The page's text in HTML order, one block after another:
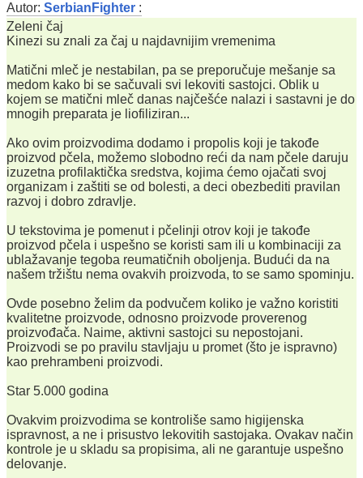
Autor: SerbianFighter :
Zeleni čaj
Kinezi su znali za čaj u najdavnijim vremenima
Matični mleč je nestabilan, pa se preporučuje mešanje sa
medom kako bi se sačuvali svi lekoviti sastojci. Oblik u
kojem se matični mleč danas najčešće nalazi i sastavni je do
mnogih preparata je liofiliziran...
Ako ovim proizvodima dodamo i propolis koji je takođe
proizvod pčela, možemo slobodno reći da nam pčele daruju
izuzetna profilaktička sredstva, kojima ćemo ojačati svoj
organizam i zaštiti se od bolesti, a deci obezbediti pravilan
razvoj i dobro zdravlje.
U tekstovima je pomenut i pčelinji otrov koji je takođe
proizvod pčela i uspešno se koristi sam ili u kombinaciji za
ublažavanje tegoba reumatičnih oboljenja. Budući da na
našem tržištu nema ovakvih proizvoda, to se samo spominju.
Ovde posebno želim da podvučem koliko je važno koristiti
kvalitetne proizvode, odnosno proizvode proverenog
proizvođača. Naime, aktivni sastojci su nepostojani.
Proizvodi se po pravilu stavljaju u promet (što je ispravno)
kao prehrambeni proizvodi.
Star 5.000 godina
Ovakvim proizvodima se kontroliše samo higijenska
ispravnost, a ne i prisustvo lekovitih sastojaka. Ovakav način
kontrole je u skladu sa propisima, ali ne garantuje uspešno
delovanje.